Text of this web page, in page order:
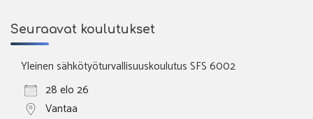
Seuraavat koulutukset
Yleinen sähkötyöturvallisuuskoulutus SFS 6002
28 elo 26
Vantaa